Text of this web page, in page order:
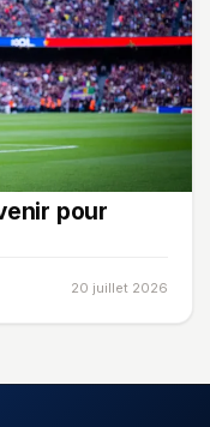
pour
20 juillet 2026